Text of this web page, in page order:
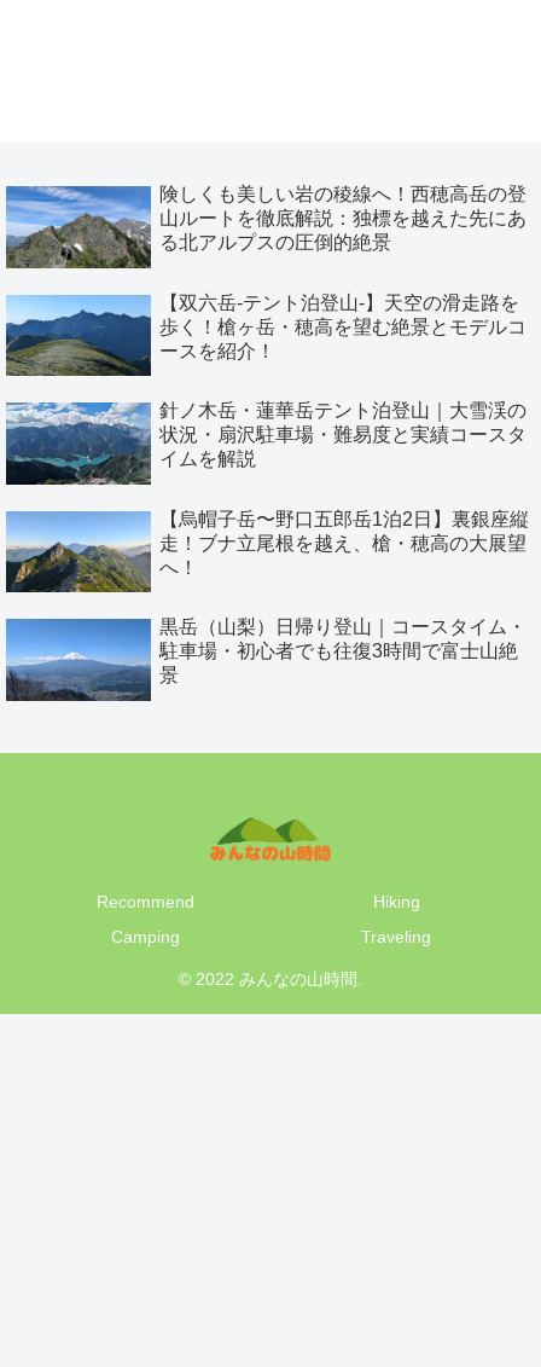
険しくも美しい岩の稜線へ！西穂高岳の登
山ルートを徹底解説：独標を越えた先にあ
る北アルプスの圧倒的絶景
【双六岳-テント泊登山-】天空の滑走路を
歩く！槍ヶ岳・穂高を望む絶景とモデルコ
ースを紹介！
針ノ木岳・蓮華岳テント泊登山｜大雪渓の
状況・扇沢駐車場・難易度と実績コースタ
イムを解説
【烏帽子岳〜野口五郎岳1泊2日】裏銀座縦
走！ブナ立尾根を越え、槍・穂高の大展望
へ！
黒岳（山梨）日帰り登山｜コースタイム・
駐車場・初心者でも往復3時間で富士山絶
景
Recommend
Hiking
Camping
Traveling
© 2022 みんなの山時間.